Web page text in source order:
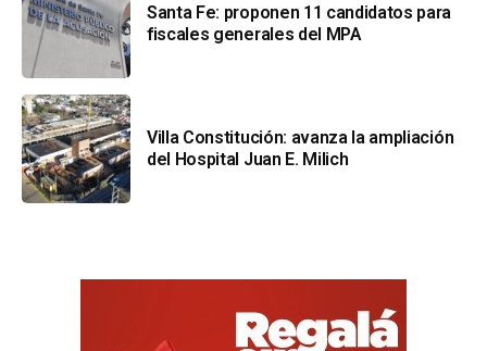
Santa Fe: proponen 11 candidatos para
fiscales generales del MPA
Villa Constitución: avanza la ampliación
del Hospital Juan E. Milich